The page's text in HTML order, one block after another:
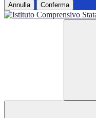
Annulla Conferma